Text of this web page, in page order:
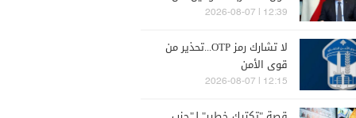
اقرها مجلس النواب
12:39 | 2026-08-07
لا تشارك رمز OTP...تحذير من
قوى الأمن
12:15 | 2026-08-07